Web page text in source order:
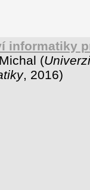
informatiky
(
, 2016)